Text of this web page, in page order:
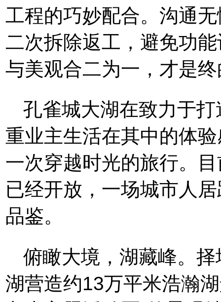
工程的巧妙配合。沟通
二次拆除返工，避免功
与美观合二为一，才是
孔雀城大湖在致力于
重业主生活在其中的体
一次穿越时光的旅行。
已经开放，一场城市人
品鉴。
俯瞰大境，湖藏峰。
湖营造约13万平米浩瀚